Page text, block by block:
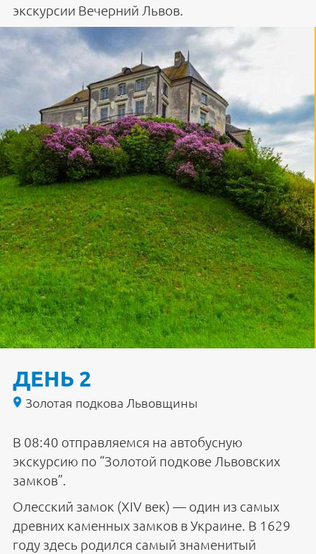
экскурсии Вечерний Львов.
ДЕНЬ 2
Золотая подкова Львовщины
В 08:40 отправляемся на автобусную
экскурсию по “Золотой подкове Львовских
замков”.
Олесский замок (XIV век) — один из самых
древних каменных замков в Украине. В 1629
году здесь родился самый знаменитый